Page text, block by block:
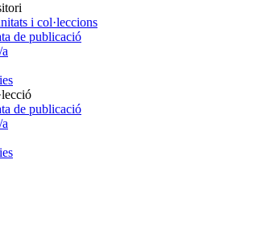
i col·leccions
de publicació
de publicació